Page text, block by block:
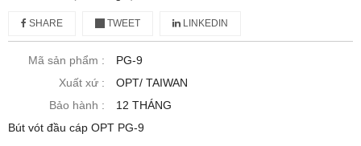
SHARE TWEET LINKEDIN
Mã sản phẩm :
PG-9
Xuất xứ :
OPT/ TAIWAN
Bảo hành :
12 THÁNG
Bút vót đầu cáp OPT PG-9